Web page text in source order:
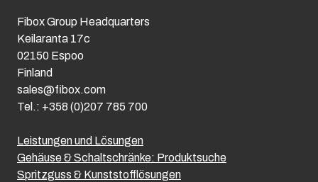
Leistungen und Lösungen
Gehäuse & Schaltschränke: Produktsuche
Spritzguss & Kunststofflösungen
Fibox Group Headquarters
Keilaranta 17c
02150 Espoo
Finland
sales@fibox.com
Tel.: +358 (0)207 785 700